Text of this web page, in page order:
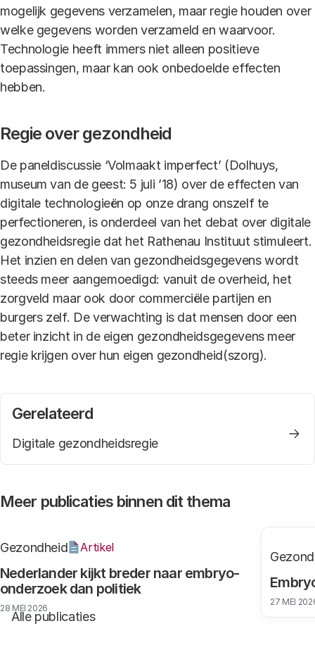
mogelijk gegevens verzamelen, maar regie houden over
welke gegevens worden verzameld en waarvoor.
Technologie heeft immers niet alleen positieve
toepassingen, maar kan ook onbedoelde effecten
hebben.
Regie over gezondheid
De paneldiscussie ‘Volmaakt imperfect’ (Dolhuys,
museum van de geest: 5 juli ’18) over de effecten van
digitale technologieën op onze drang onszelf te
perfectioneren, is onderdeel van het debat over digitale
gezondheidsregie dat het Rathenau Instituut stimuleert.
Het inzien en delen van gezondheidsgegevens wordt
steeds meer aangemoedigd: vanuit de overheid, het
zorgveld maar ook door commerciële partijen en
burgers zelf. De verwachting is dat mensen door een
beter inzicht in de eigen gezondheidsgegevens meer
regie krijgen over hun eigen gezondheid(szorg).
Gerelateerd
Digitale gezondheidsregie
Meer publicaties binnen dit thema
Alle publicaties
Nederlander kijkt breder naar embryo-
onderzoek dan politiek
Gezondheid Artikel
28 MEI 2026
27 MEI